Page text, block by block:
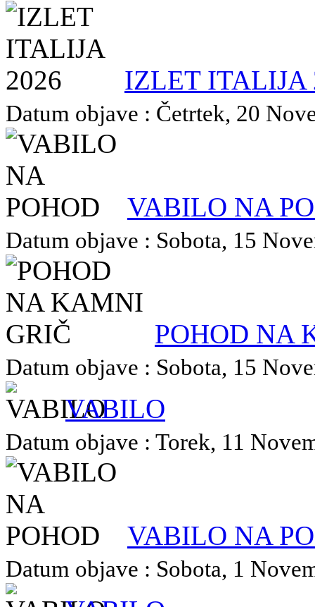
IZLET ITALIJA
Datum objave : Četrtek, 20
VABILO NA
Datum objave : Sobota, 15
POHOD NA
Datum objave : Sobota, 15
VABILO
Datum objave : Torek, 11
VABILO NA
Datum objave : Sobota, 1